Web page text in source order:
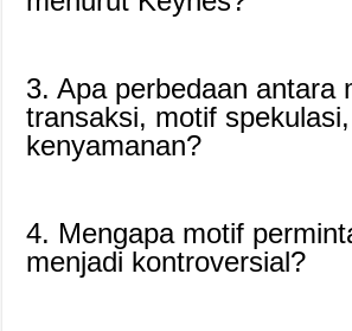
3. Apa perbedaan antara
transaksi, motif
kenyamanan?
4. Mengapa motif
menjadi kontroversial?